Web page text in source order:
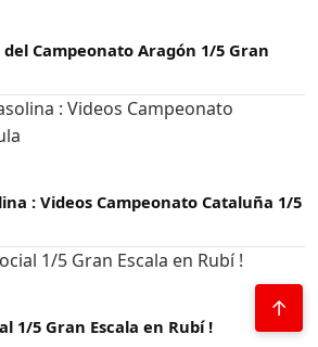
del Campeonato Aragón 1/5 Gran
: Videos Campeonato Cataluña 1/5
1/5 Gran Escala en Rubí !
↑